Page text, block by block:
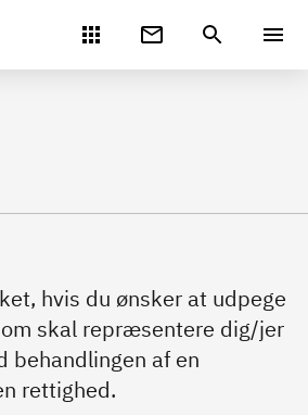
hvis du ønsker at udpege
skal repræsentere dig/jer
behandlingen af en
rettighed.